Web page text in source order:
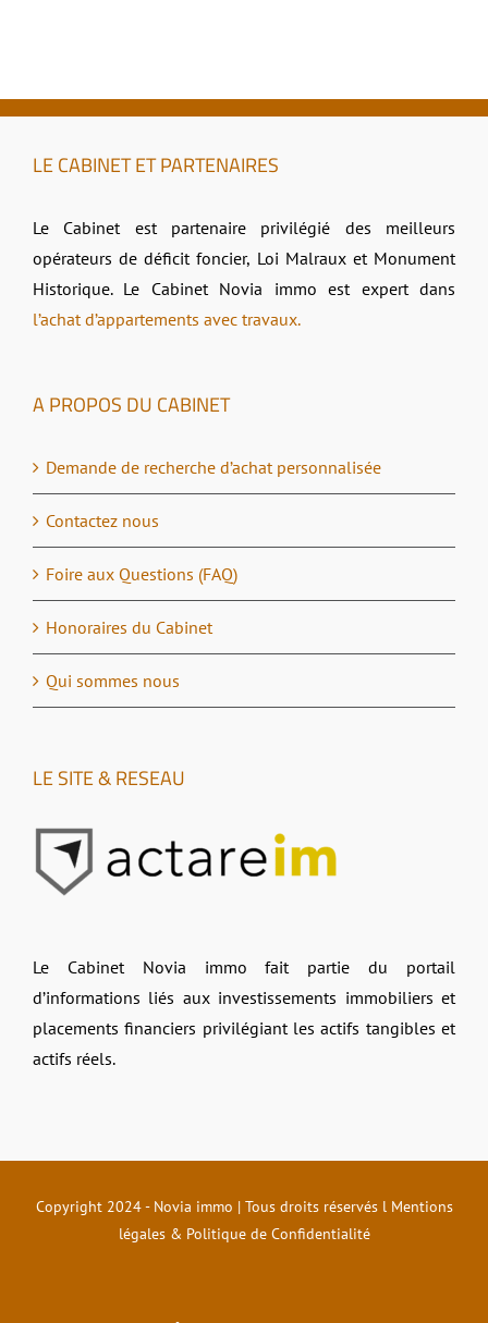
LE CABINET ET PARTENAIRES
Le Cabinet est partenaire privilégié des meilleurs
opérateurs de déficit foncier, Loi Malraux et Monument
Historique. Le Cabinet Novia immo est expert dans
l’achat d’appartements avec travaux.
A PROPOS DU CABINET
Demande de recherche d’achat personnalisée
Contactez nous
Foire aux Questions (FAQ)
Honoraires du Cabinet
Qui sommes nous
LE SITE & RESEAU
Le Cabinet Novia immo fait partie du portail
d’informations liés aux investissements immobiliers et
placements financiers privilégiant les actifs tangibles et
actifs réels.
Copyright 2024 - Novia immo | Tous droits réservés l Mentions
légales & Politique de Confidentialité